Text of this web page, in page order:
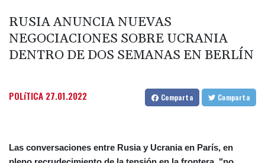
RUSIA ANUNCIA NUEVAS
NEGOCIACIONES SOBRE UCRANIA
DENTRO DE DOS SEMANAS EN BERLÍN
POLíTICA 27.01.2022 Comparta Comparta
Las conversaciones entre Rusia y Ucrania en París, en